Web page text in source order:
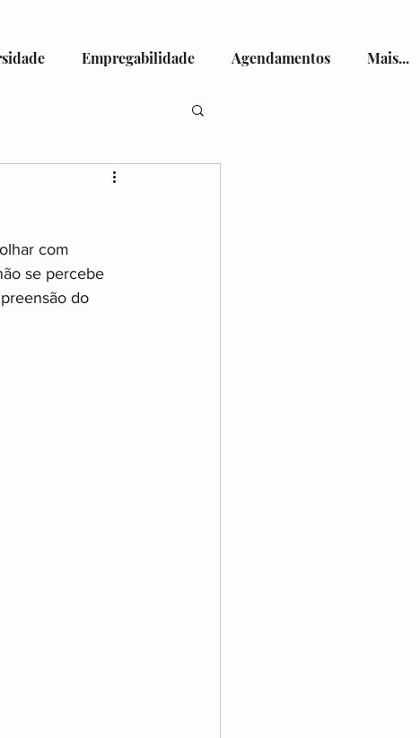
Empregabilidade Agendamentos Mais...
com
se percebe
do